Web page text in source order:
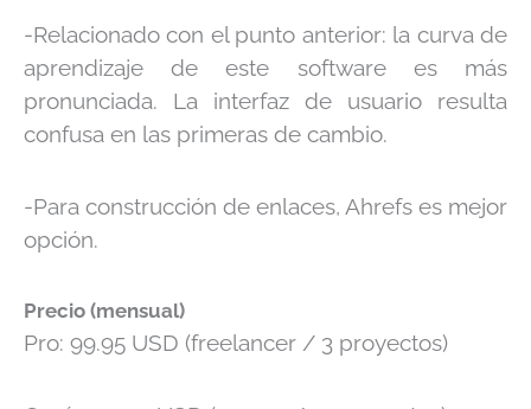
-Relacionado con el punto anterior: la curva de
aprendizaje de este software es más
pronunciada. La interfaz de usuario resulta
confusa en las primeras de cambio.
-Para construcción de enlaces, Ahrefs es mejor
opción.
Precio (mensual)
Pro: 99.95 USD (freelancer / 3 proyectos)